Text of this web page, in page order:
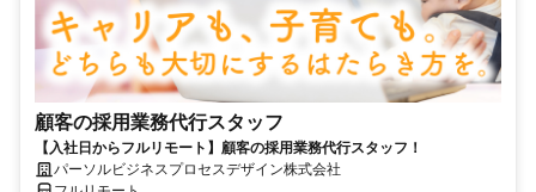
顧客の採用業務代行スタッフ
【入社日からフルリモート】顧客の採用業務代行スタッフ！
パーソルビジネスプロセスデザイン株式会社